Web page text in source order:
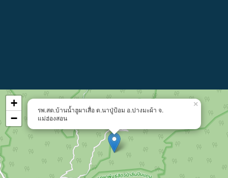
รพ.สต.บ้านน้ำฮูผาเสื่อ ต.นาปู่ป้อม อ.ปางมะผ้า จ.
แม่ฮ่องสอน
×
+
−